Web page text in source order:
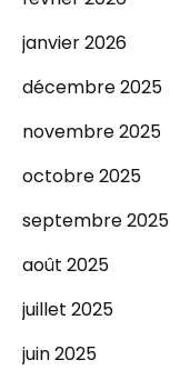
janvier 2026
décembre 2025
novembre 2025
octobre 2025
septembre 2025
août 2025
juillet 2025
juin 2025